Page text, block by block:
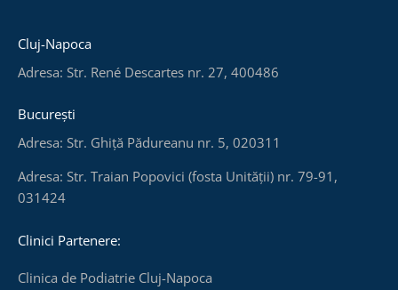
Cluj-Napoca
Adresa: Str. René Descartes nr. 27, 400486
București
Adresa: Str. Ghiță Pădureanu nr. 5, 020311
Adresa: Str. Traian Popovici (fosta Unității) nr. 79-91,
031424
Clinici Partenere:
Clinica de Podiatrie Cluj-Napoca